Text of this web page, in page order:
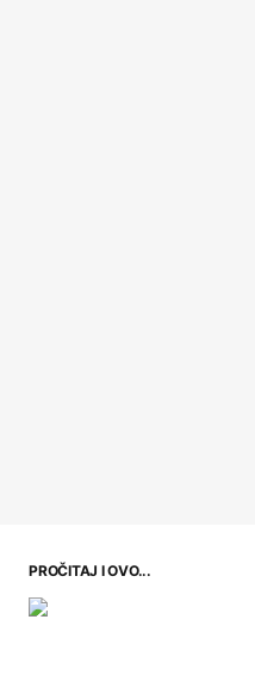
PROČITAJ I OVO...